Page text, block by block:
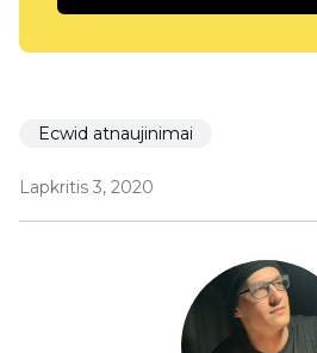
Ecwid atnaujinimai
Lapkritis 3, 2020